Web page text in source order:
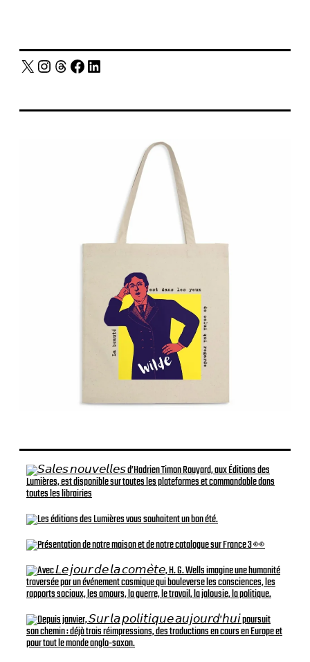
X Instagram Threads Facebook LinkedIn